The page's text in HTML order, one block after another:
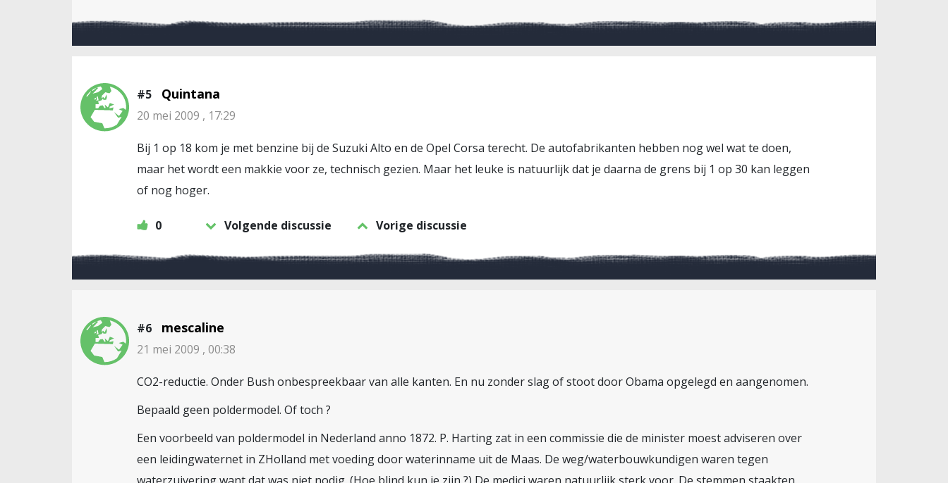
#5 Quintana
20 mei 2009 , 17:29
Bij 1 op 18 kom je met benzine bij de Suzuki Alto en de Opel Corsa terecht. De autofabrikanten hebben nog wel wat te doen,
maar het wordt een makkie voor ze, technisch gezien. Maar het leuke is natuurlijk dat je daarna de grens bij 1 op 30 kan leggen
of nog hoger.
0 Volgende discussie Vorige discussie
#6 mescaline
21 mei 2009 , 00:38
CO2-reductie. Onder Bush onbespreekbaar van alle kanten. En nu zonder slag of stoot door Obama opgelegd en aangenomen.
Bepaald geen poldermodel. Of toch ?
Een voorbeeld van poldermodel in Nederland anno 1872. P. Harting zat in een commissie die de minister moest adviseren over
een leidingwaternet in ZHolland met voeding door waterinname uit de Maas. De weg/waterbouwkundigen waren tegen